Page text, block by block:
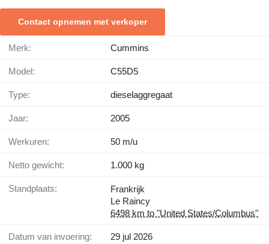
Contact opnemen met verkoper
Merk: Cummins
Model: C55D5
Type: dieselaggregaat
Jaar: 2005
Werkuren: 50 m/u
Netto gewicht: 1.000 kg
Standplaats:
Frankrijk
Le Raincy
6498 km to "United States/Columbus"
Datum van invoering: 29 jul 2026